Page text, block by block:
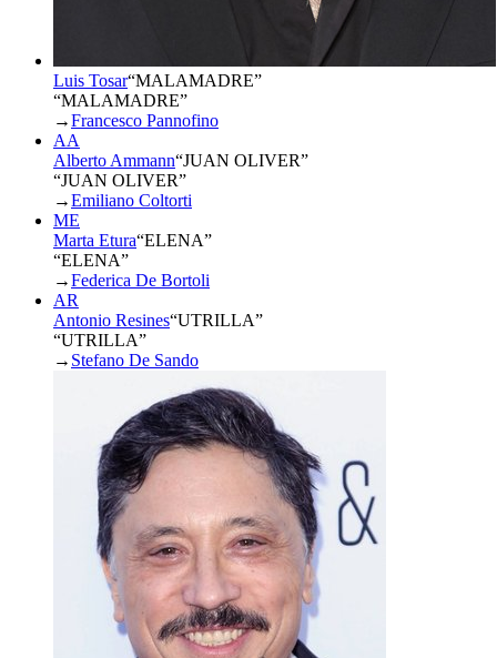
Luis Tosar“MALAMADRE”
“MALAMADRE”
→Francesco Pannofino
AA
Alberto Ammann“JUAN OLIVER”
“JUAN OLIVER”
→Emiliano Coltorti
ME
Marta Etura“ELENA”
“ELENA”
→Federica De Bortoli
AR
Antonio Resines“UTRILLA”
“UTRILLA”
→ Stefano De Sando